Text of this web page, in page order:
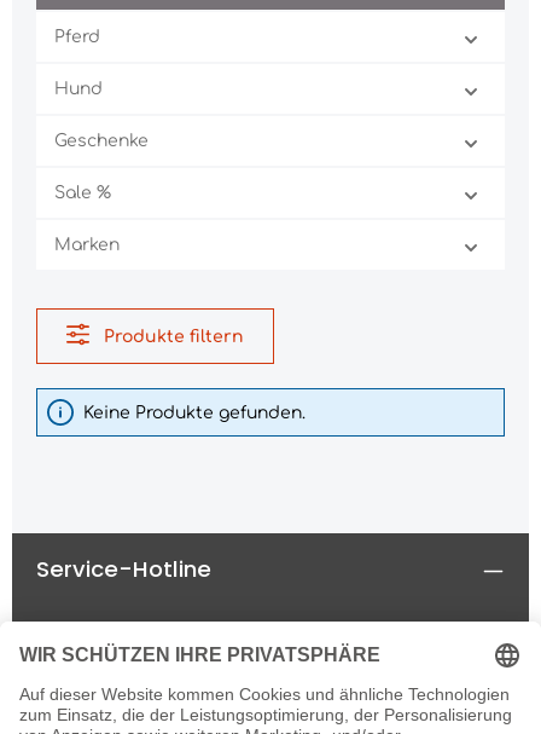
Pferd
Hund
Geschenke
Sale %
Marken
Produkte filtern
Keine Produkte gefunden.
Service-Hotline
Rechtliches
Informationen